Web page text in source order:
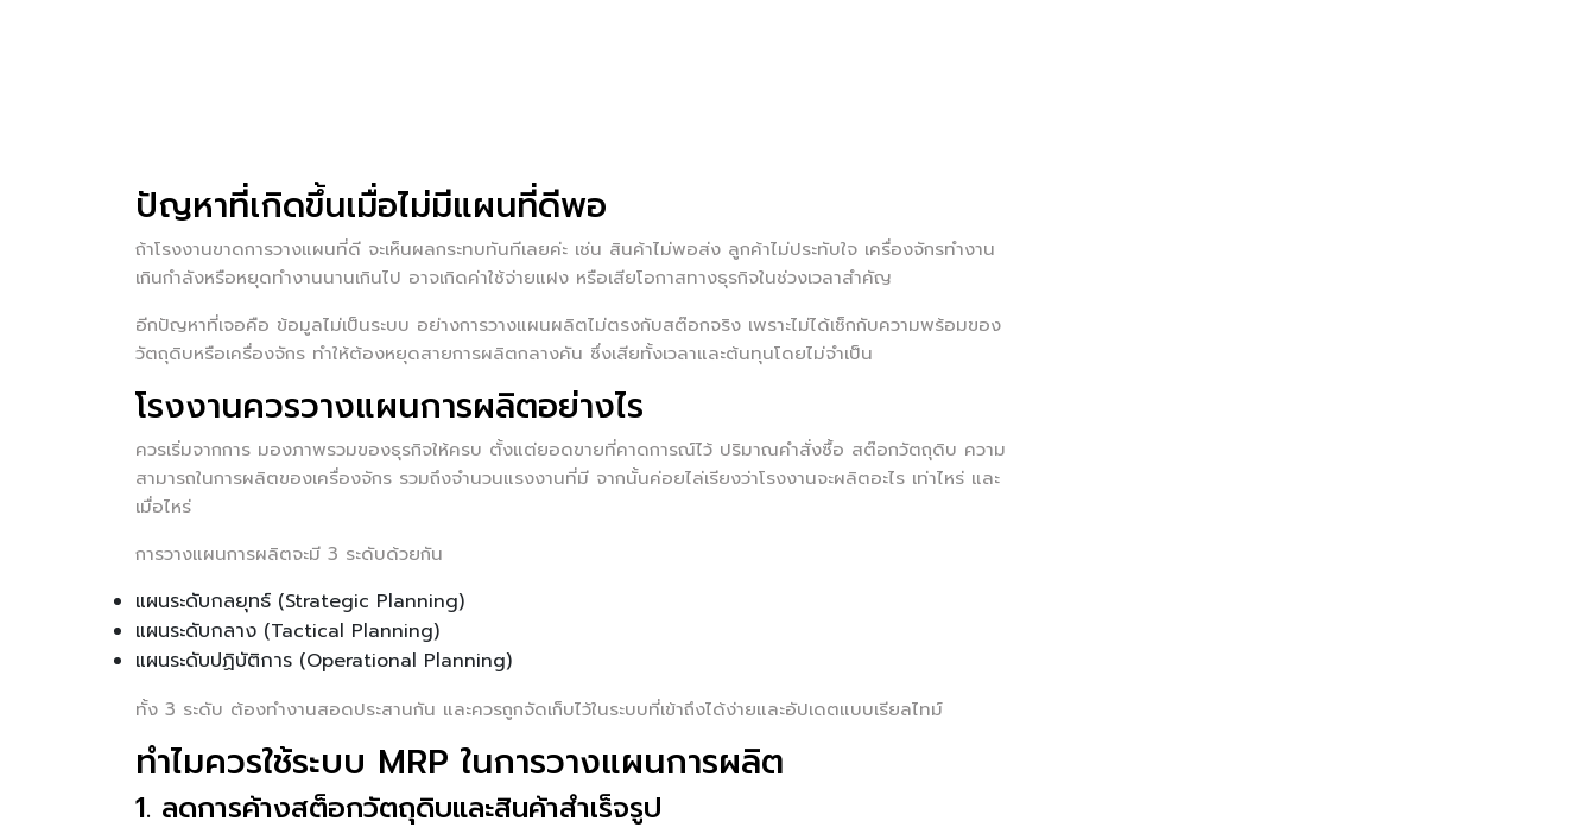
ปัญหาที่เกิดขึ้นเมื่อไม่มีแผนที่ดีพอ
ถ้าโรงงานขาดการวางแผนที่ดี จะเห็นผลกระทบทันทีเลยค่ะ เช่น สินค้าไม่พอส่ง ลูกค้าไม่ประทับใจ เครื่องจักรทำงาน
เกินกำลังหรือหยุดทำงานนานเกินไป อาจเกิดค่าใช้จ่ายแฝง หรือเสียโอกาสทางธุรกิจในช่วงเวลาสำคัญ
อีกปัญหาที่เจอคือ ข้อมูลไม่เป็นระบบ อย่างการวางแผนผลิตไม่ตรงกับสต๊อกจริง เพราะไม่ได้เช็กกับความพร้อมของ
วัตถุดิบหรือเครื่องจักร ทำให้ต้องหยุดสายการผลิตกลางคัน ซึ่งเสียทั้งเวลาและต้นทุนโดยไม่จำเป็น
โรงงานควรวางแผนการผลิตอย่างไร
ควรเริ่มจากการ มองภาพรวมของธุรกิจให้ครบ ตั้งแต่ยอดขายที่คาดการณ์ไว้ ปริมาณคำสั่งซื้อ สต๊อกวัตถุดิบ ความ
สามารถในการผลิตของเครื่องจักร รวมถึงจำนวนแรงงานที่มี จากนั้นค่อยไล่เรียงว่าโรงงานจะผลิตอะไร เท่าไหร่ และ
เมื่อไหร่
การวางแผนการผลิตจะมี 3 ระดับด้วยกัน
แผนระดับกลยุทธ์ (Strategic Planning)
แผนระดับกลาง (Tactical Planning)
แผนระดับปฏิบัติการ (Operational Planning)
ทั้ง 3 ระดับ ต้องทำงานสอดประสานกัน และควรถูกจัดเก็บไว้ในระบบที่เข้าถึงได้ง่ายและอัปเดตแบบเรียลไทม์
ทำไมควรใช้ระบบ MRP ในการวางแผนการผลิต
1. ลดการค้างสต็อกวัตถุดิบและสินค้าสำเร็จรูป